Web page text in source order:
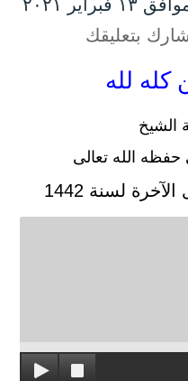
السبت ۱ رجب ۱٤٤۲ هـ الموافق ۱۳ فبراير ۲۰۲۱
شارك بتعليقك
كله لله
الشيخ
حفظه الله تعالى
لسنة 1442